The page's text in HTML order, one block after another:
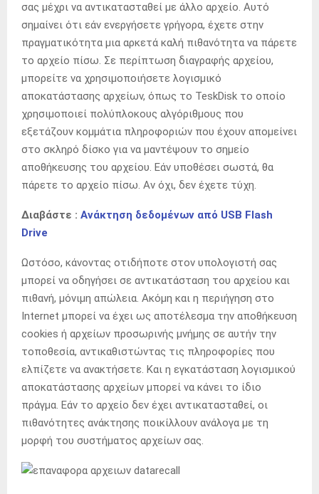
σας μέχρι να αντικατασταθεί με άλλο αρχείο. Αυτό
σημαίνει ότι εάν ενεργήσετε γρήγορα, έχετε στην
πραγματικότητα μια αρκετά καλή πιθανότητα να πάρετε
το αρχείο πίσω. Σε περίπτωση διαγραφής αρχείου,
μπορείτε να χρησιμοποιήσετε λογισμικό
αποκατάστασης αρχείων, όπως το TeskDisk το οποίο
χρησιμοποιεί πολύπλοκους αλγόριθμους που
εξετάζουν κομμάτια πληροφοριών που έχουν απομείνει
στο σκληρό δίσκο για να μαντέψουν το σημείο
αποθήκευσης του αρχείου. Εάν υποθέσει σωστά, θα
πάρετε το αρχείο πίσω. Αν όχι, δεν έχετε τύχη.
Διαβάστε : Ανάκτηση δεδομένων από USB Flash
Drive
Ωστόσο, κάνοντας οτιδήποτε στον υπολογιστή σας
μπορεί να οδηγήσει σε αντικατάσταση του αρχείου και
πιθανή, μόνιμη απώλεια. Ακόμη και η περιήγηση στο
Internet μπορεί να έχει ως αποτέλεσμα την αποθήκευση
cookies ή αρχείων προσωρινής μνήμης σε αυτήν την
τοποθεσία, αντικαθιστώντας τις πληροφορίες που
ελπίζετε να ανακτήσετε. Και η εγκατάσταση λογισμικού
αποκατάστασης αρχείων μπορεί να κάνει το ίδιο
πράγμα. Εάν το αρχείο δεν έχει αντικατασταθεί, οι
πιθανότητες ανάκτησης ποικίλλουν ανάλογα με τη
μορφή του συστήματος αρχείων σας.